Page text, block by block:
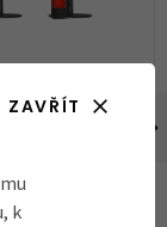
Knog Plus
ZAVŘÍT
k